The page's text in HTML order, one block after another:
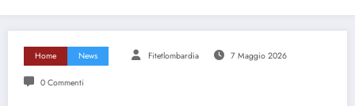
Home News Fitetlombardia 7 Maggio 2026
0 Commenti